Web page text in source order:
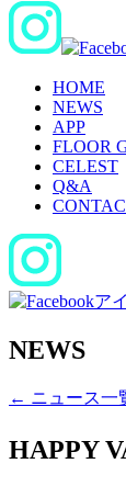
HOME
NEWS
APP
FLOOR
CELEST
Q&A
NEWS
← ニュース一
HAPPY